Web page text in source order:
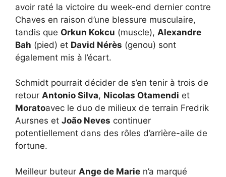
avoir raté la victoire du week-end dernier contre
Chaves en raison d’une blessure musculaire,
tandis que Orkun Kokcu (muscle), Alexandre
Bah (pied) et David Nérès (genou) sont
également mis à l’écart.
Schmidt pourrait décider de s’en tenir à trois de
retour Antonio Silva, Nicolas Otamendi et
Moratoavec le duo de milieux de terrain Fredrik
Aursnes et João Neves continuer
potentiellement dans des rôles d’arrière-aile de
fortune.
Meilleur buteur Ange de Marie n’a marqué